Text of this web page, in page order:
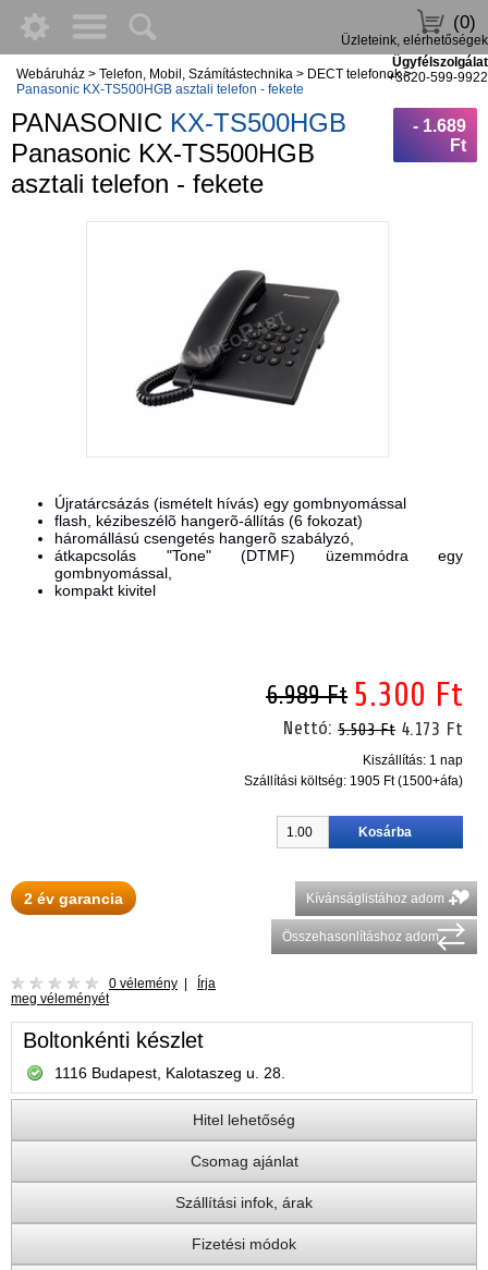
(0)
Üzleteink, elérhetőségek
Ügyfélszolgálat
+3620-599-9922
Webáruház > Telefon, Mobil, Számítástechnika > DECT telefonok>
Panasonic KX-TS500HGB asztali telefon - fekete
PANASONIC KX-TS500HGB
Panasonic KX-TS500HGB
asztali telefon - fekete
- 1.689
Ft
Újratárcsázás (ismételt hívás) egy gombnyomással
flash, kézibeszélõ hangerõ-állítás (6 fokozat)
háromállású csengetés hangerõ szabályzó,
átkapcsolás "Tone" (DTMF) üzemmódra egy
gombnyomással,
kompakt kivitel
6.989 Ft 5.300 Ft
Nettó:5.503 Ft 4.173 Ft
Kiszállítás: 1 nap
Szállítási költség: 1905 Ft (1500+áfa)
2 év garancia Kívánságlistához adom
Összehasonlításhoz adom
0 vélemény | Írja
meg véleményét
Boltonkénti készlet
1116 Budapest, Kalotaszeg u. 28.
Hitel lehetőség
Csomag ajánlat
Szállítási infok, árak
Fizetési módok